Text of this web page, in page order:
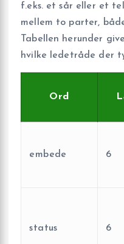
f.eks. et sår eller et
mellem to parter,
Tabellen herunder
hvilke ledetråde der
Ord
embede 6
status 6